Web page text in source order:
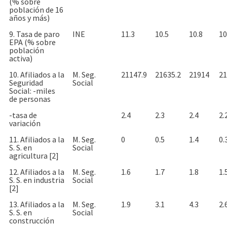
población de 16
años y más)
9. Tasa de paro
EPA (% sobre
población
activa)
INE 11.3 10.5 10.8
10. Afiliados a la
Seguridad
Social: -miles
de personas
M. Seg.
Social
21147.9 21635.2 21914
-tasa de
variación
2.4 2.3 2.4
11. Afiliados a la
S. S. en
agricultura [2]
M. Seg.
Social
0 0.5 1.4
12. Afiliados a la
S. S. en industria
[2]
M. Seg.
Social
1.6 1.7 1.8
13. Afiliados a la
S. S. en
construcción
M. Seg.
Social
1.9 3.1 4.3